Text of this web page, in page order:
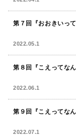
第７回『おおきいっ
2022.05.1
第８回『こえってなん
2022.06.1
第９回『こえってな
2022.07.1